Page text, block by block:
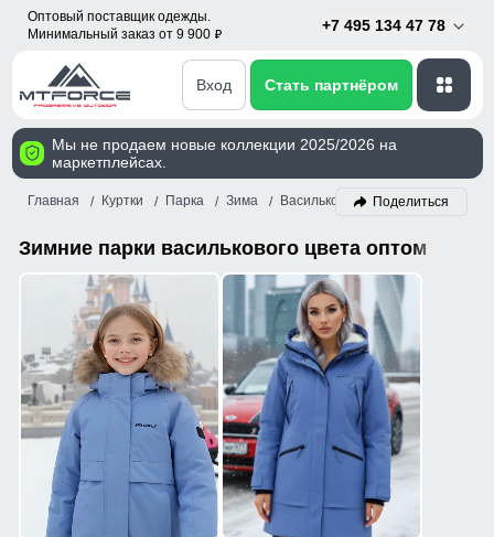
Оптовый поставщик одежды.
Минимальный заказ от 9 900 p
+7 495 134 47 78
Вход Стать партнёром
Мы не продаем новые коллекции 2025/2026 на
маркетплейсах.
Главная Куртки Парка Зима Васильковый Поделиться
Зимние парки василькового цвета оптом